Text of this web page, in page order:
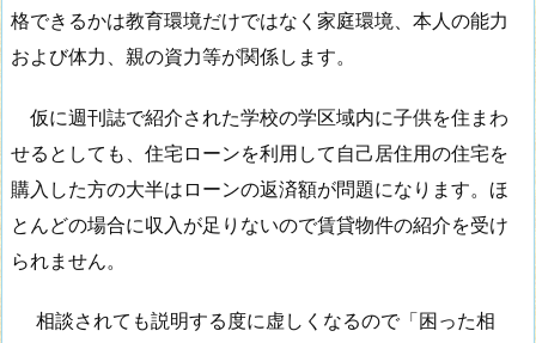
格できるかは教育環境だけではなく家庭環境、本人の能力
および体力、親の資力等が関係します。
仮に週刊誌で紹介された学校の学区域内に子供を住まわ
せるとしても、住宅ローンを利用して自己居住用の住宅を
購入した方の大半はローンの返済額が問題になります。ほ
とんどの場合に収入が足りないので賃貸物件の紹介を受け
られません。
相談されても説明する度に虚しくなるので「困った相